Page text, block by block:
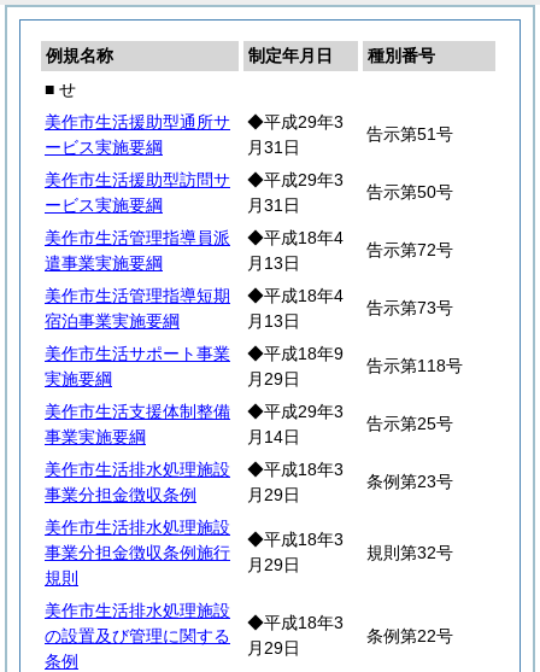
例規名称 制定年月日
種別番号
■ せ
美作市生活援助型通所サ
ービス実施要綱
◆平成29年3
月31日
告示第51号
美作市生活援助型訪問サ
ービス実施要綱
◆平成29年3
月31日
告示第50号
美作市生活管理指導員派
遣事業実施要綱
◆平成18年4
月13日
告示第72号
美作市生活管理指導短期
宿泊事業実施要綱
◆平成18年4
月13日
告示第73号
美作市生活サポート事業
実施要綱
◆平成18年9
月29日
告示第118号
美作市生活支援体制整備
事業実施要綱
◆平成29年3
月14日
告示第25号
美作市生活排水処理施設
事業分担金徴収条例
◆平成18年3
月29日
条例第23号
美作市生活排水処理施設
事業分担金徴収条例施行
規則
◆平成18年3
月29日
規則第32号
美作市生活排水処理施設
の設置及び管理に関する
条例
◆平成18年3
月29日
条例第22号